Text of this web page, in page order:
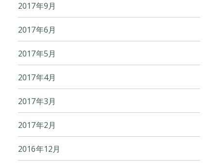
2017年9月
2017年6月
2017年5月
2017年4月
2017年3月
2017年2月
2016年12月